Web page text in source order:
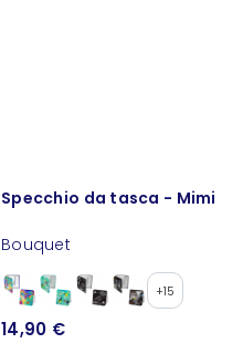
Specchio da tasca - Mimi
Bouquet
+15
14,90 €